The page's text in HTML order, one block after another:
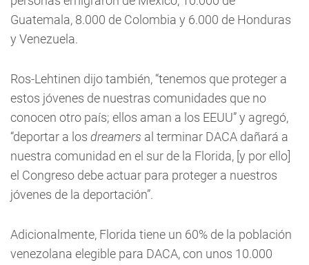
Guatemala, 8.000 de Colombia y 6.000 de Honduras
y Venezuela.
Ros-Lehtinen dijo también, “tenemos que proteger a
estos jóvenes de nuestras comunidades que no
conocen otro país; ellos aman a los EEUU” y agregó,
“deportar a los dreamers al terminar DACA dañará a
nuestra comunidad en el sur de la Florida, [y por ello]
el Congreso debe actuar para proteger a nuestros
jóvenes de la deportación”.
Adicionalmente, Florida tiene un 60% de la población
venezolana elegible para DACA, con unos 10.000